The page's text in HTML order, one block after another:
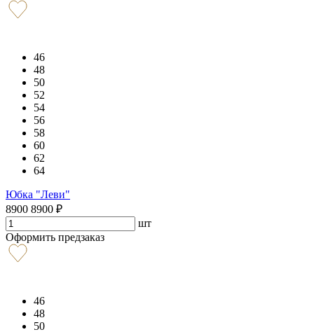
46
48
50
52
54
56
58
60
62
64
Юбка "Леви"
8900 8900 ₽
шт
Оформить предзаказ
46
48
50